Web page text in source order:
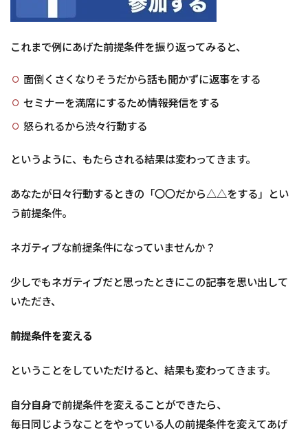
これまで例にあげた前提条件を振り返ってみると、
面倒くさくなりそうだから話も聞かずに返事をする
セミナーを満席にするため情報発信をする
怒られるから渋々行動する
というように、もたらされる結果は変わってきます。
あなたが日々行動するときの「〇〇だから△△をする」とい
う前提条件。
ネガティブな前提条件になっていませんか？
少しでもネガティブだと思ったときにこの記事を思い出して
いただき、
前提条件を変える
ということをしていただけると、結果も変わってきます。
自分自身で前提条件を変えることができたら、
毎日同じようなことをやっている人の前提条件を変えてあげ